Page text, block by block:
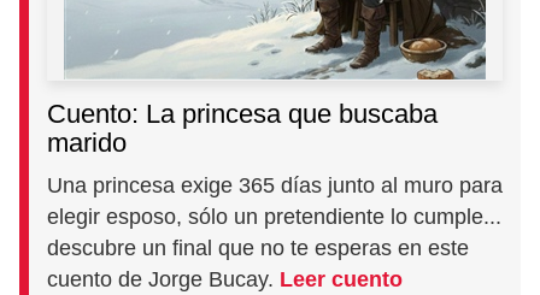
Cuento: La princesa que buscaba
marido
Una princesa exige 365 días junto al muro para
elegir esposo, sólo un pretendiente lo cumple...
descubre un final que no te esperas en este
cuento de Jorge Bucay. Leer cuento